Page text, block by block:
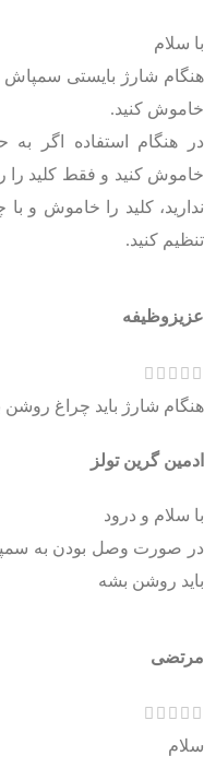
با سلام
هنگام شارژ بایستی سمپاش
خاموش کنید.
در هنگام استفاده اگر به
خاموش کنید و فقط کلید را
ندارید، کلید را خاموش و با
تنظیم کنید.
عزیزوظیفه
هنگام شارژ باید چراغ روشن
ادمین گرین تولز
با سلام و درود
در صورت وصل بودن به
باید روشن بشه
مرتضی
سلام